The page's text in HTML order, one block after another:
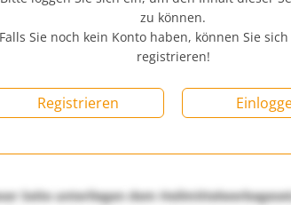
zu können.
Falls Sie noch kein Konto haben, können Sie
registrieren!
Registrieren
Seite unterliegen dem